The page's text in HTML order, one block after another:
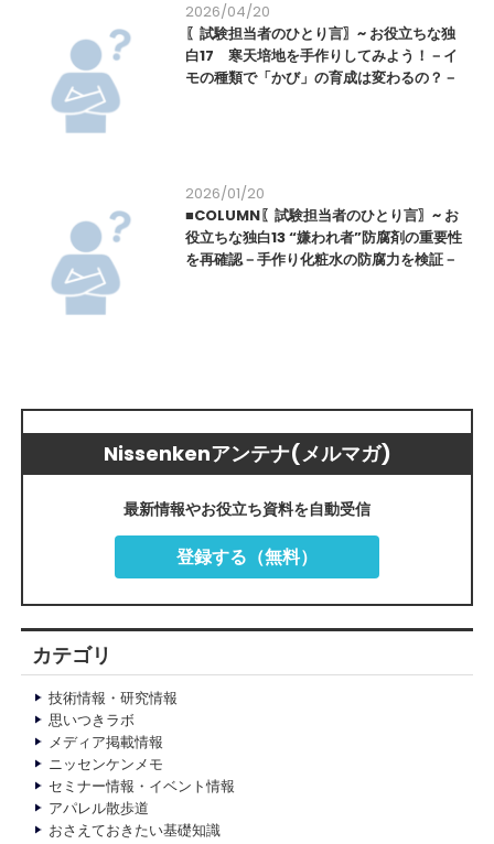
2026/04/20
〖試験担当者のひとり言〗~ お役立ちな独
白17 寒天培地を手作りしてみよう！－イ
モの種類で「かび」の育成は変わるの？－
2026/01/20
■COLUMN〖試験担当者のひとり言〗~ お
役立ちな独白13 “嫌われ者”防腐剤の重要性
を再確認－手作り化粧水の防腐力を検証－
Nissenkenアンテナ(メルマガ)
最新情報やお役立ち資料を自動受信
登録する（無料）
カテゴリ
技術情報・研究情報
思いつきラボ
メディア掲載情報
ニッセンケンメモ
セミナー情報・イベント情報
アパレル散歩道
おさえておきたい基礎知識